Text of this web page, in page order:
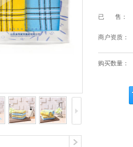
已 售：
商户资质：
购买数量：